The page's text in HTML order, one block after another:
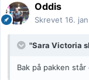
Oddis
Skrevet 16.
"Sara Victoria
Bak på pakken